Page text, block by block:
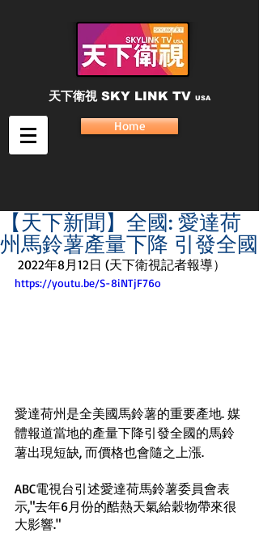
天下衛視 SKY LINK TV USA
Home
【天下新聞】全國: 愛達荷
州馬鈴薯產量下降 引發全國
2022年8月12日 (天下衛視記者報導）
https://youtu.be/S-8iNTjF76o
愛達荷州是全美國馬鈴薯的重要產地. 媒
體報道當地的產量下降引發全國的馬鈴
薯出現短缺, 而價格也會隨之上漲.
ABC電視台引述愛達荷馬鈴薯委員會表
示,"去年6月份的酷熱天氣給穀物帶來很
大影響."